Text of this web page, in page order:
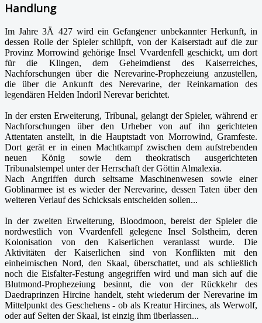
Handlung
Im Jahre 3Ä 427 wird ein Gefangener unbekannter Herkunft, in
dessen Rolle der Spieler schlüpft, von der Kaiserstadt auf die zur
Provinz Morrowind gehörige Insel Vvardenfell geschickt, um dort
für die Klingen, dem Geheimdienst des Kaiserreiches,
Nachforschungen über die Nerevarine-Prophezeiung anzustellen,
die über die Ankunft des Nerevarine, der Reinkarnation des
legendären Helden Indoril Nerevar berichtet.
In der ersten Erweiterung, Tribunal, gelangt der Spieler, während er
Nachforschungen über den Urheber von auf ihn gerichteten
Attentaten anstellt, in die Hauptstadt von Morrowind, Gramfeste.
Dort gerät er in einen Machtkampf zwischen dem aufstrebenden
neuen König sowie dem theokratisch ausgerichteten
Tribunalstempel unter der Herrschaft der Göttin Almalexia.
Nach Angriffen durch seltsame Maschinenwesen sowie einer
Goblinarmee ist es wieder der Nerevarine, dessen Taten über den
weiteren Verlauf des Schicksals entscheiden sollen...
In der zweiten Erweiterung, Bloodmoon, bereist der Spieler die
nordwestlich von Vvardenfell gelegene Insel Solstheim, deren
Kolonisation von den Kaiserlichen veranlasst wurde. Die
Aktivitäten der Kaiserlichen sind von Konflikten mit den
einheimischen Nord, den Skaal, überschattet, und als schließlich
noch die Eisfalter-Festung angegriffen wird und man sich auf die
Blutmond-Prophezeiung besinnt, die von der Rückkehr des
Daedraprinzen Hircine handelt, steht wiederum der Nerevarine im
Mittelpunkt des Geschehens - ob als Kreatur Hircines, als Werwolf,
oder auf Seiten der Skaal, ist einzig ihm überlassen...